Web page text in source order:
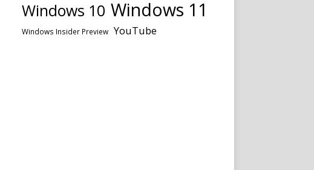
Windows 10 Windows 11
Windows Insider Preview YouTube